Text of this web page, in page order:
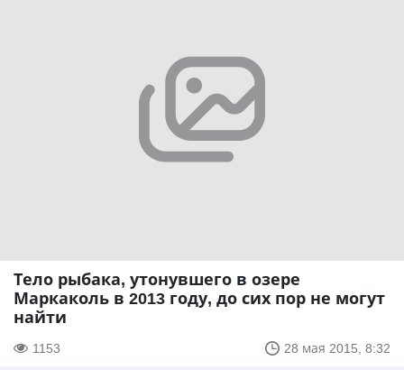
Тело рыбака, утонувшего в озере
Маркаколь в 2013 году, до сих пор не могут
найти
1153 28 мая 2015, 8:32